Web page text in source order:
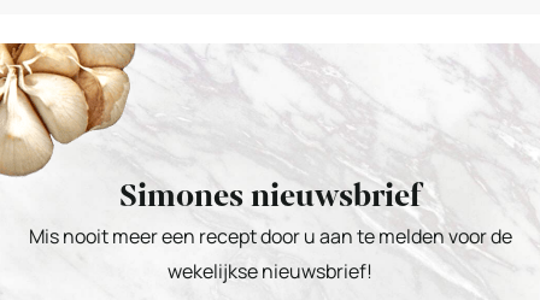
Simones nieuwsbrief
Mis nooit meer een recept door u aan te melden voor de
wekelijkse nieuwsbrief!